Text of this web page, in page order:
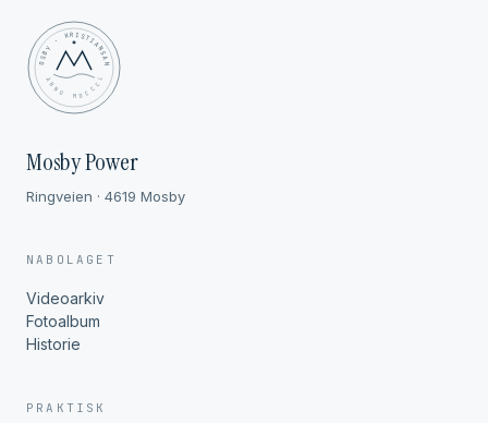
MOSBY · KRISTIANSAND
✦ ANNO MDCCCL ✦
Mosby Power
Ringveien · 4619 Mosby
NABOLAGET
Videoarkiv
Fotoalbum
Historie
PRAKTISK